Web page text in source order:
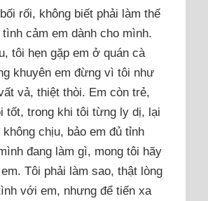
rối, không biết phải làm thế
cảm em dành cho mình.
tôi hẹn gặp em ở quán cà
khuyên em đừng vì tôi như
vả, thiệt thòi. Em còn trẻ,
tốt, trong khi tôi từng ly dị, lại
chịu, bảo em đủ tỉnh
đang làm gì, mong tôi hãy
Tôi phải làm sao, thật lòng
với em, nhưng để tiến xa